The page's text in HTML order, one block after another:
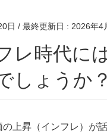
日 / 最終更新日 : 2026年4
レ時代に
しょうか？
の上昇（インフレ）が